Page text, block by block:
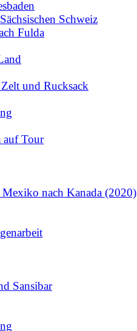
Schweiz
Fulda
und Rucksack
auf Tour
nach Kanada (2020)
Sansibar